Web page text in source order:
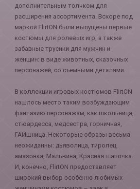
дополнительным толчком для
расширения ассортимента. Вскоре под
маркой FlirtON были выпущены первые
костюмы для ролевых игр, а также
забавные трусики для мужчин и
женщин: в виде животных, сказочных
персонажей, со съемными деталями.
В коллекции игровых костюмов FlirtON
нашлось место таким возбуждающим
фантазию персонажам, как школьница,
стюардесса, медсестра, горничная,
ГАИшница. Некоторые образы весьма
неожиданны: дьяволица, тиролец,
амазонка, Мальвина, Красная шапочка.
И, конечно, FlirtON предоставляет
широкий выбор особенно любимых